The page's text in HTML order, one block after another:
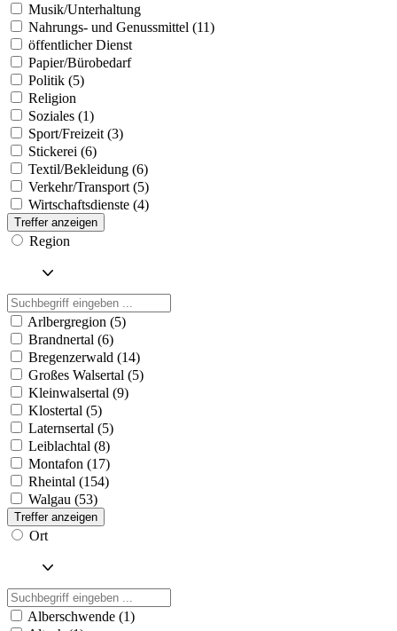
Musik/Unterhaltung
Nahrungs- und Genussmittel (11)
öffentlicher Dienst
Papier/Bürobedarf
Politik (5)
Religion
Soziales (1)
Sport/Freizeit (3)
Stickerei (6)
Textil/Bekleidung (6)
Verkehr/Transport (5)
Wirtschaftsdienste (4)
Treffer anzeigen
Region
Arlbergregion (5)
Brandnertal (6)
Bregenzerwald (14)
Großes Walsertal (5)
Kleinwalsertal (9)
Klostertal (5)
Laternsertal (5)
Leiblachtal (8)
Montafon (17)
Rheintal (154)
Walgau (53)
Treffer anzeigen
Ort
Alberschwende (1)